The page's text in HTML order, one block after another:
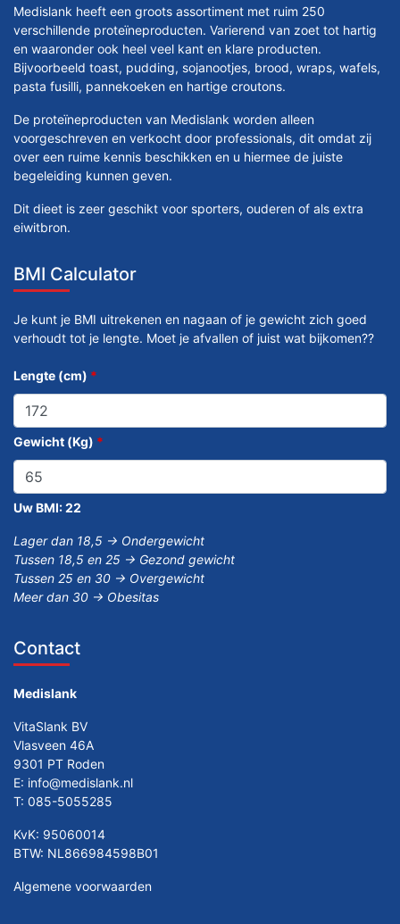
Medislank heeft een groots assortiment met ruim 250
verschillende proteïneproducten. Varierend van zoet tot hartig
en waaronder ook heel veel kant en klare producten.
Bijvoorbeeld toast, pudding, sojanootjes, brood, wraps, wafels,
pasta fusilli, pannekoeken en hartige croutons.
De proteïneproducten van Medislank worden alleen
voorgeschreven en verkocht door professionals, dit omdat zij
over een ruime kennis beschikken en u hiermee de juiste
begeleiding kunnen geven.
Dit dieet is zeer geschikt voor sporters, ouderen of als extra
eiwitbron.
BMI Calculator
Je kunt je BMI uitrekenen en nagaan of je gewicht zich goed
verhoudt tot je lengte. Moet je afvallen of juist wat bijkomen??
Lengte (cm) *
Gewicht (Kg) *
Uw BMI:22
Lager dan 18,5 -> Ondergewicht
Tussen 18,5 en 25 -> Gezond gewicht
Tussen 25 en 30 -> Overgewicht
Meer dan 30 -> Obesitas
Contact
Medislank
VitaSlank BV
Vlasveen 46A
9301 PT Roden
E: info@medislank.nl
T: 085-5055285
KvK: 95060014
BTW: NL866984598B01
Algemene voorwaarden